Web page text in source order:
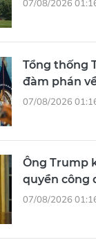
07/08/2026
Tổng thống
đàm phán
07/08/2026
Ông Trump
quyền công
07/08/2026